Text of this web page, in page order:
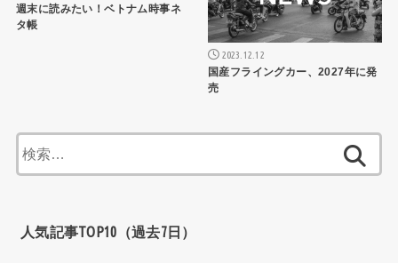
週末に読みたい！ベトナム時事ネ
タ帳
2023.12.12
国産フライングカー、2027年に発
売
索:
人気記事TOP10（過去7日）